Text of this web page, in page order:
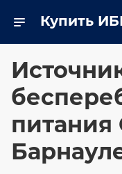
питания